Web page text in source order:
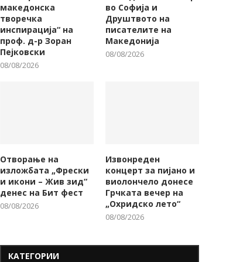
македонска
творечка
инспирација“ на
проф. д-р Зоран
Пејковски
08/08/2026
во Софија и
Друштвото на
писателите на
Македонија
08/08/2026
Отворање на
изложбата „Фрески
и икони – Жив зид“
денес на Бит фест
08/08/2026
Извонреден
концерт за пијано и
виолончело донесе
Грчката вечер на
„Охридско лето“
08/08/2026
КАТЕГОРИИ